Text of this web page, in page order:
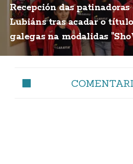
Recepción das patinadoras
Lubiáns tras acadar o
galegas na modalidas